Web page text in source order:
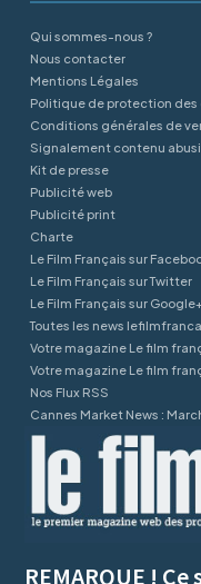
Qui sommes-nous ?
Nous contacter
Mentions Légales
Politique de protection des
Conditions générales de
Signalement contenu
Kit de presse
Publicité web
Publicité print
Charte
Le Film Français sur
Le Film Français sur Twitter
Le Film Français sur
Toutes les news
Votre magazine Le film
Votre magazine Le film
Nos Flux RSS
Cannes Market News :
REMARQUE !